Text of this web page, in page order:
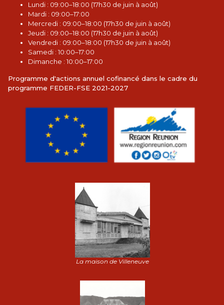
Lundi : 09:00–18:00 (17h30 de juin à août)
Mardi : 09:00–17:00
Mercredi : 09:00–18:00 (17h30 de juin à août)
Jeudi : 09:00–18:00 (17h30 de juin à août)
Vendredi : 09:00–18:00 (17h30 de juin à août)
Samedi : 10:00–17:00
Dimanche : 10:00–17:00
Programme d'actions annuel cofinancé dans le cadre du
programme FEDER-FSE 2021-2027
La maison de Villeneuve